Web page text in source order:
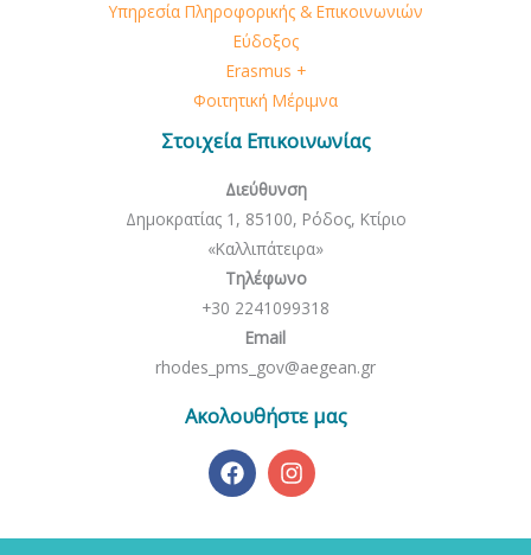
Υπηρεσία Πληροφορικής & Επικοινωνιών
Εύδοξος
Erasmus +
Φοιτητική Μέριμνα
Στοιχεία Επικοινωνίας
Διεύθυνση
Δημοκρατίας 1, 85100, Ρόδος, Κτίριο
«Καλλιπάτειρα»
Τηλέφωνο
+30 2241099318
Email
rhodes_pms_gov@aegean.gr
Ακολουθήστε μας